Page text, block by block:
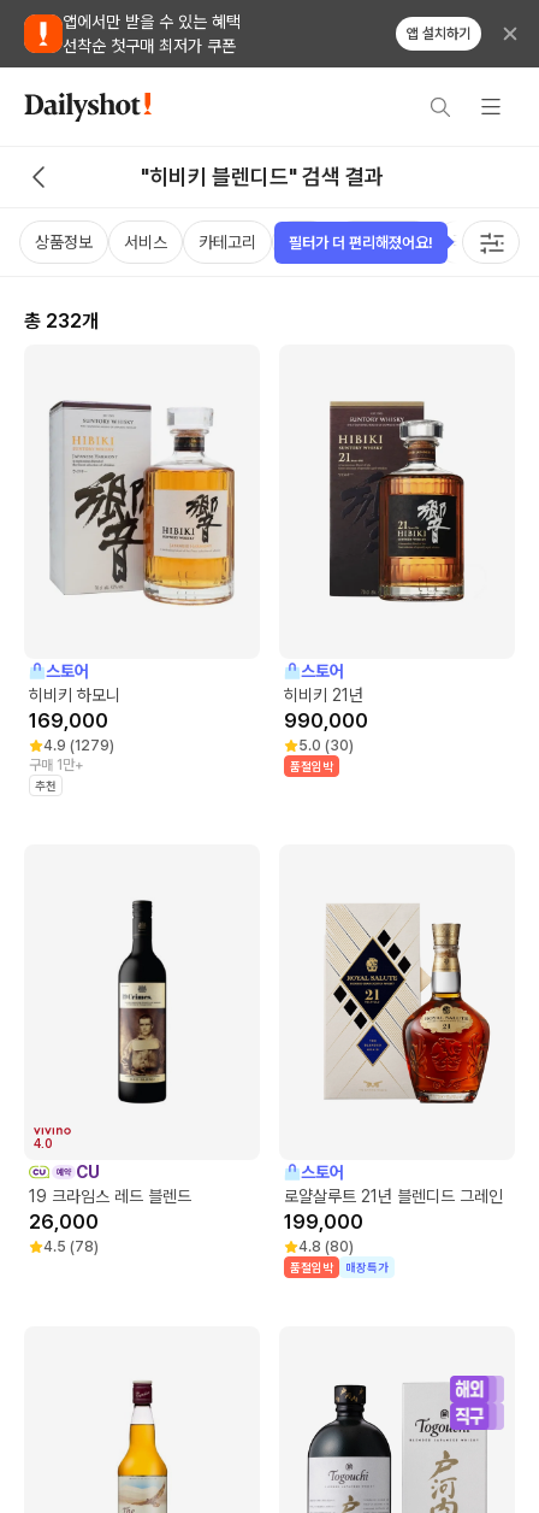
앱에서만 받을 수 있는 혜택
선착순 첫구매 최저가 쿠폰
앱 설치하기
"히비키 블렌디드" 검색 결과
상품정보 서비스 카테고리 가격 비비노점수 국가 용량
총 232개
스토어
히비키 하모니
169,000
4.9 (1279)
구매 1만+
추천
스토어
히비키 21년
990,000
5.0 (30)
품절임박
4.0
CU
19 크라임스 레드 블렌드
26,000
4.5 (78)
스토어
로얄살루트 21년 블렌디드 그레인
199,000
4.8 (80)
품절임박 매장특가
필터가 더 편리해졌어요!